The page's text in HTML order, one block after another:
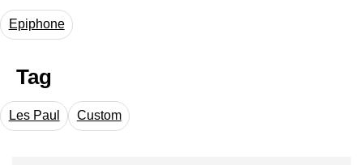
Epiphone
Tag
Les Paul Custom